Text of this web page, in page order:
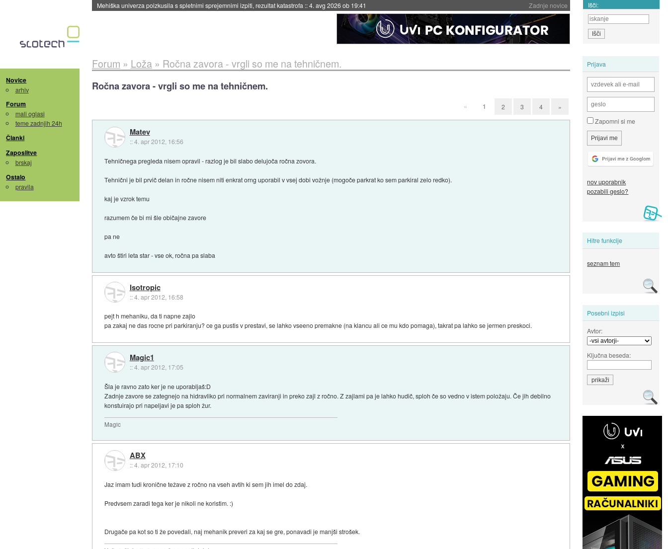
Zadnje novice
Evropska vesoljska agencija razvija svojo raketo za večkratno uporabo::4. avg 2026 ob 19:41 Išči:
Novice
arhiv
Forum
mali oglasi
teme zadnjih 24h
Članki
Zaposlitve
brskaj
Ostalo
pravila
Prijava
Zapomni si me
nov uporabnik
pozabili geslo?
Hitre funkcije
seznam tem
Posebni izpisi
Avtor:
Ključna beseda:
Forum » Loža» Ročna zavora - vrgli so me na tehničnem.
Ročna zavora - vrgli so me na tehničnem.
« 1 2 3 4 »
Matev
::4. apr 2012, 16:56
Tehničnega pregleda nisem opravil - razlog je bil slabo delujoča ročna zovora.
Tehnični je bil prvič delan in ročne nisem niti enkrat orng uporabil v vsej dobi vožnje (mogoče parkrat ko sem parkiral zelo redko).
kaj je vzrok temu
razumem če bi mi šle običajne zavore
pa ne
avto štiri leta star - vse ok, ročna pa slaba
Isotropic
::4. apr 2012, 16:58
pejt h mehaniku, da ti napne zajlo
pa zakaj ne das rocne pri parkiranju? ce ga pustis v prestavi, se lahko vseeno premakne (na klancu ali ce mu kdo pomaga), takrat pa lahko se jermen preskoci.
Magic1
::4. apr 2012, 17:05
Šla je ravno zato ker je ne uporabljaš:D
Zadnje zavore se zategnejo na hidravliko pri normalnem zaviranji in preko zajl z ročno. Z zajlami pa je lahko hudič, sploh če so vedno v istem položaju. Če jih debilno
konstuirajo pri napeljavi je pa sploh žur.
Magic
ABX
::4. apr 2012, 17:10
Jaz imam tudi kronične težave z ročno na vseh avtih ki sem jih imel do zdaj.
Predvsem zaradi tega ker je nikoli ne koristim. :)
Drugače pa kot so ti že povedali, naj mehanik preveri za kaj se gre, ponavadi je manjši strošek.